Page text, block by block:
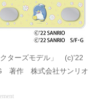
クターズモデル」 (c)'22
著作 株式会社サンリオ